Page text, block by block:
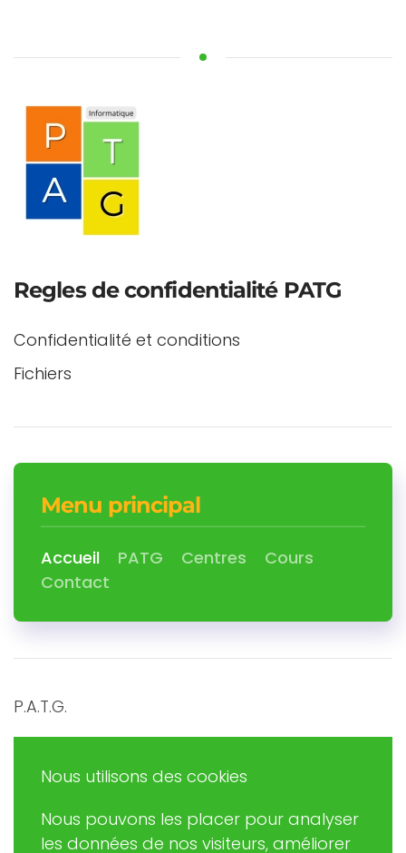
Regles de confidentialité PATG
Confidentialité et conditions
Fichiers
Menu principal
Accueil PATG Centres
Cours
Contact
P.A.T.G.
Eric RUDAZ
Nous utilisons des cookies
Nous pouvons les placer pour analyser
les données de nos visiteurs, améliorer